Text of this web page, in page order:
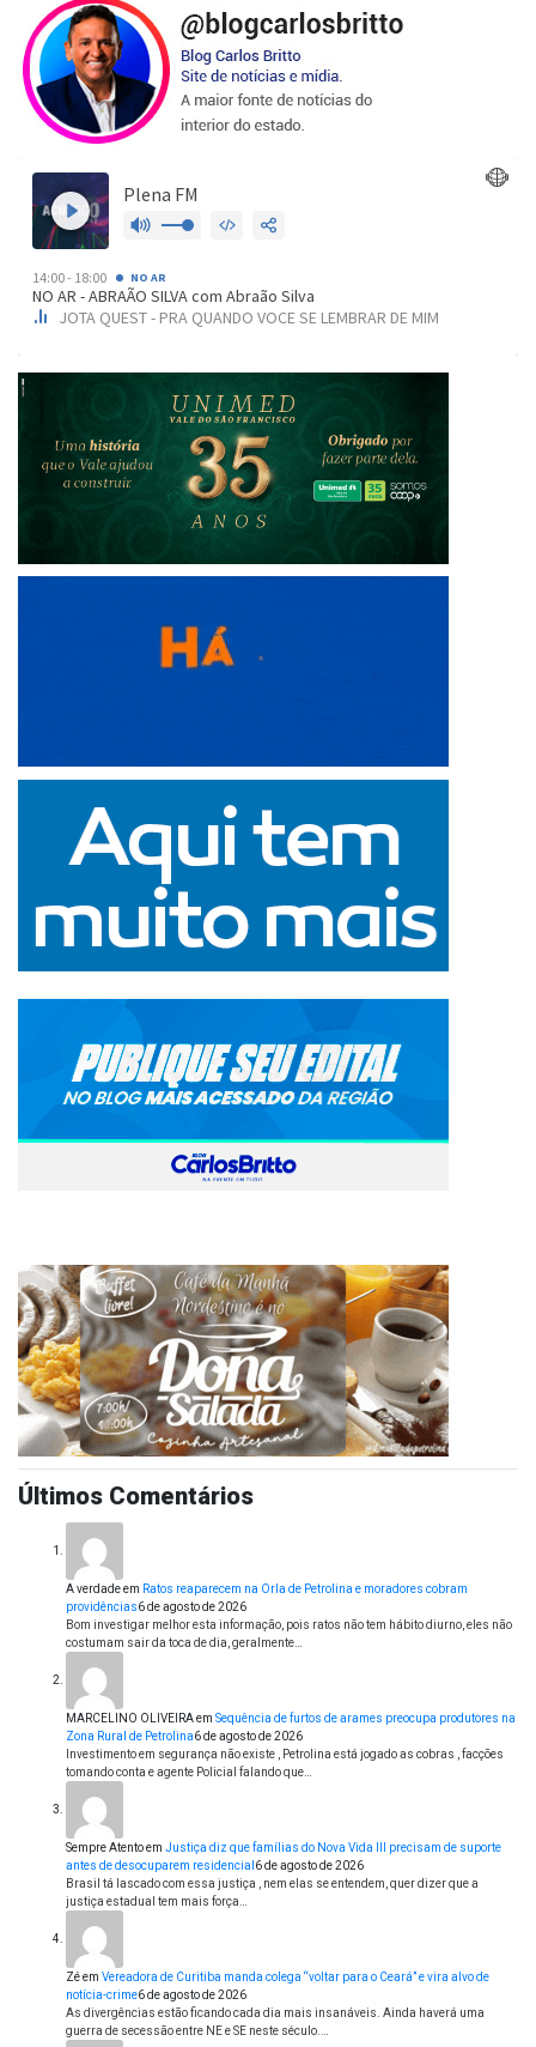
Últimos Comentários
A verdadeem Ratos reaparecem na Orla de Petrolina e moradores cobram
providências6 de agosto de 2026
Bom investigar melhor esta informação, pois ratos não tem hábito diurno, eles não
costumam sair da toca de dia, geralmente…
MARCELINO OLIVEIRAem Sequência de furtos de arames preocupa produtores na
Zona Rural de Petrolina6 de agosto de 2026
Investimento em segurança não existe , Petrolina está jogado as cobras , facções
tomando conta e agente Policial falando que…
Sempre Atentoem Justiça diz que famílias do Nova Vida III precisam de suporte
antes de desocuparem residencial 6 de agosto de 2026
Brasil tá lascado com essa justiça , nem elas se entendem, quer dizer que a
justiça estadual tem mais força…
Zéem Vereadora de Curitiba manda colega “voltar para o Ceará” e vira alvo de
notícia-crime6 de agosto de 2026
As divergências estão ficando cada dia mais insanáveis. Ainda haverá uma
guerra de secessão entre NE e SE neste século.…